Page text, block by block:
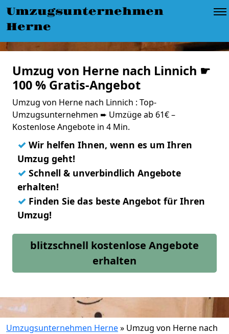
Umzugsunternehmen
Herne
Umzug von Herne nach Linnich ☛
100 % Gratis-Angebot
Umzug von Herne nach Linnich : Top-
Umzugsunternehmen ➨ Umzüge ab 61€ –
Kostenlose Angebote in 4 Min.
✓ Wir helfen Ihnen, wenn es um Ihren
Umzug geht!
✓ Schnell & unverbindlich Angebote
erhalten!
✓ Finden Sie das beste Angebot für Ihren
Umzug!
blitzschnell kostenlose Angebote
erhalten
Umzugsunternehmen Herne» Umzug von Herne nach